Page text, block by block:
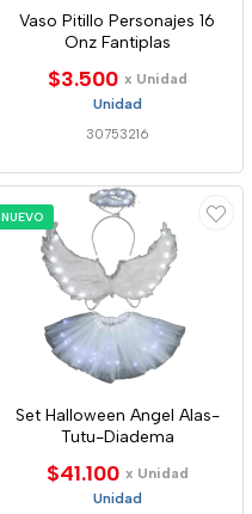
Vaso Pitillo Personajes 16
Onz Fantiplas
$3.500 x Unidad
Unidad
30753216
NUEVO
Set Halloween Angel Alas-
Tutu-Diadema
$41.100 x Unidad
Unidad